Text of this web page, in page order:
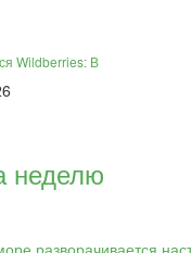
Wildberries: В
неделю